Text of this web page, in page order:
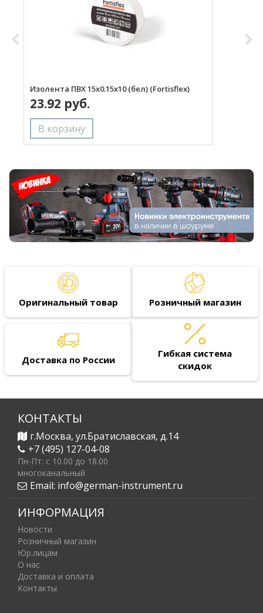
Изолента ПВХ 15х0.15х10 (бел) (Fortisflex)
23.92 руб.
Оригинальный товар Розничный магазин
Доставка по России
Гибкая система
скидок
КОНТАКТЫ
г.Москва, ул.Братиславская, д.14
+7 (495) 127-04-08
Пн-Пт: c 10.00 до 18.00
многоканальный
Email: info@german-instrument.ru
ИНФОРМАЦИЯ
Новости
Розничный магазин
Юр.лицам
О нас
Доставка и оплата
Контакты